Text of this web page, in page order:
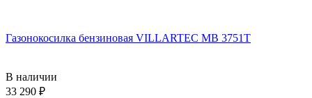
Газонокосилка бензиновая VILLARTEC MB 3751T
В наличии
33 290